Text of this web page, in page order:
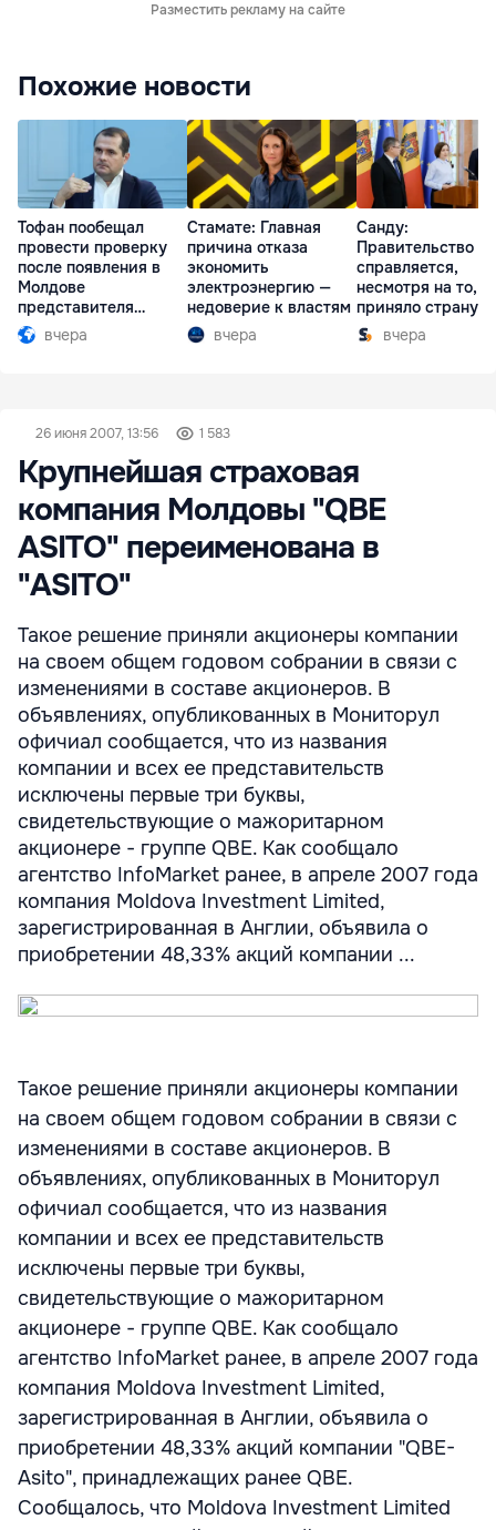
Разместить рекламу на сайте
Похожие новости
Тофан пообещал
провести проверку
после появления в
Молдове
представителя
Южной Осетии
вчера
Стамате: Главная
причина отказа
экономить
электроэнергию —
недоверие к властям
вчера
Санду:
Правительство
справляется,
несмотря на то,
приняло страну в
разгар кризиса
вчера
26 июня 2007, 13:56 1 583
Крупнейшая страховая
компания Молдовы "QBE
ASITO" переименована в
"АSITO"
Такое решение приняли акционеры компании
на своем общем годовом собрании в связи с
изменениями в составе акционеров. В
объявлениях, опубликованных в Мониторул
офичиал сообщается, что из названия
компании и всех ее представительств
исключены первые три буквы,
свидетельствующие о мажоритарном
акционере - группе QBE. Как сообщало
агентство InfoMarket ранее, в апреле 2007 года
компания Moldova Investment Limited,
зарегистрированная в Англии, объявила о
приобретении 48,33% акций компании ...
Такое решение приняли акционеры компании
на своем общем годовом собрании в связи с
изменениями в составе акционеров. В
объявлениях, опубликованных в Мониторул
офичиал сообщается, что из названия
компании и всех ее представительств
исключены первые три буквы,
свидетельствующие о мажоритарном
акционере - группе QBE. Как сообщало
агентство InfoMarket ранее, в апреле 2007 года
компания Moldova Investment Limited,
зарегистрированная в Англии, объявила о
приобретении 48,33% акций компании "QBE-
Asito", принадлежащих ранее QBE.
Сообщалось, что Moldova Investment Limited